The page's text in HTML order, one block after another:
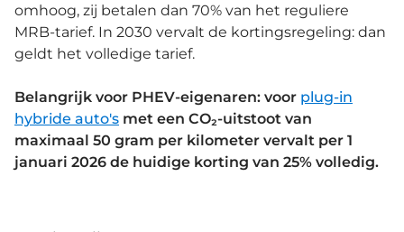
omhoog, zij betalen dan 70% van het reguliere
MRB-tarief. In 2030 vervalt de kortingsregeling: dan
geldt het volledige tarief.
Belangrijk voor PHEV-eigenaren: voor plug-in
hybride auto's met een CO₂-uitstoot van
maximaal 50 gram per kilometer vervalt per 1
januari 2026 de huidige korting van 25% volledig.